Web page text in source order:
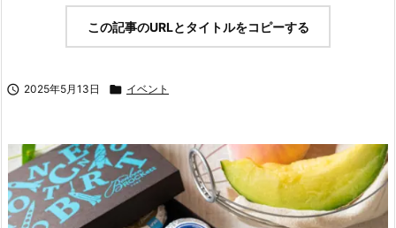
この記事のURLとタイトルをコピーする
 2025年5月13日  イベント